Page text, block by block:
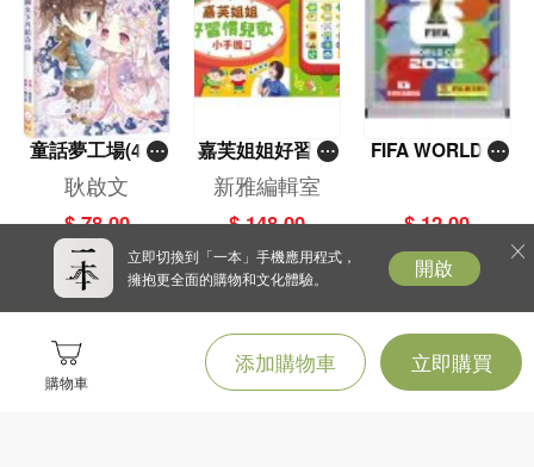
購物車
添加購物車 立即購買
童話夢工場(40)
——織女下凡結
奇緣
耿啟文
$ 78.00
嘉芙姐姐好習慣
兒歌小手機
新雅編輯室
$ 148.00
FIFA WORLD C
包）
$ 12.00
立即切換到「一本」手機應用程式，
擁抱更全面的購物和文化體驗。
開啟